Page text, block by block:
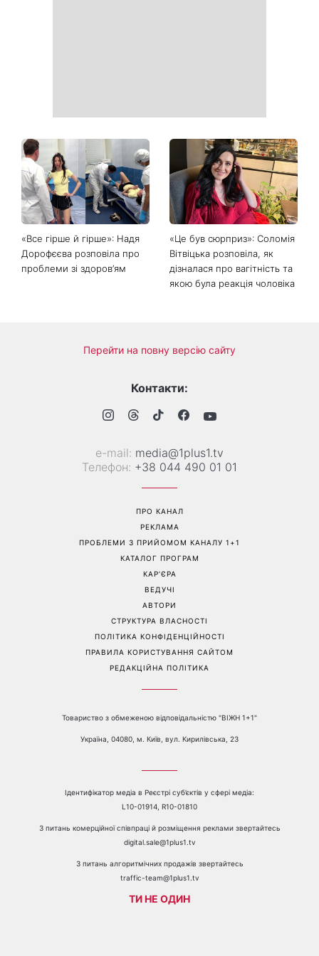
«Все гірше й гірше»: Надя
Дорофєєва розповіла про
проблеми зі здоров’ям
«Це був сюрприз»: Соломія
Вітвіцька розповіла, як
дізналася про вагітність та
якою була реакція чоловіка
Перейти на повну версію сайту
Контакти:
е-mail: media@1plus1.tv
Телефон: +38 044 490 01 01
ПРО КАНАЛ
РЕКЛАМА
ПРОБЛЕМИ З ПРИЙОМОМ КАНАЛУ 1+1
КАТАЛОГ ПРОГРАМ
КАР’ЄРА
ВЕДУЧІ
АВТОРИ
СТРУКТУРА ВЛАСНОСТІ
ПОЛІТИКА КОНФІДЕНЦІЙНОСТІ
ПРАВИЛА КОРИСТУВАННЯ САЙТОМ
РЕДАКЦІЙНА ПОЛІТИКА
Товариство з обмеженою відповідальністю "ВІЖН 1+1"
Україна, 04080, м. Київ, вул. Кирилівська, 23
Ідентифікатор медіа в Реєстрі суб’єктів у сфері медіа:
L10-01914, R10-01810
З питань комерційної співпраці й розміщення реклами звертайтесь
digital.sale@1plus1.tv
З питань алгоритмічних продажів звертайтесь
traffic-team@1plus1.tv
ТИ НЕ ОДИН